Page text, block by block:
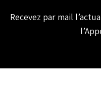
Recevez par mail